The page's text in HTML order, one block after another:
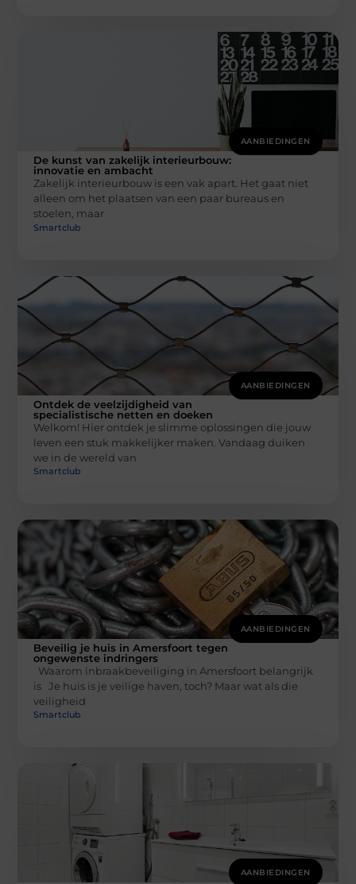
AANBIEDINGEN
De kunst van zakelijk interieurbouw:
innovatie en ambacht
Zakelijk interieurbouw is een vak apart. Het gaat niet
alleen om het plaatsen van een paar bureaus en
stoelen, maar
Smartclub
AANBIEDINGEN
Ontdek de veelzijdigheid van
specialistische netten en doeken
Welkom! Hier ontdek je slimme oplossingen die jouw
leven een stuk makkelijker maken. Vandaag duiken
we in de wereld van
Smartclub
AANBIEDINGEN
Beveilig je huis in Amersfoort tegen
ongewenste indringers
Waarom inbraakbeveiliging in Amersfoort belangrijk
is Je huis is je veilige haven, toch? Maar wat als die
veiligheid
Smartclub
AANBIEDINGEN